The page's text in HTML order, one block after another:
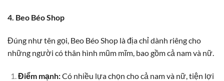
4. Beo Béo Shop
Đúng như tên gọi, Beo Béo Shop là địa chỉ dành riêng cho
những người có thân hình mũm mĩm, bao gồm cả nam và nữ.
Điểm mạnh:Có nhiều lựa chọn cho cả nam và nữ, tiện lợi